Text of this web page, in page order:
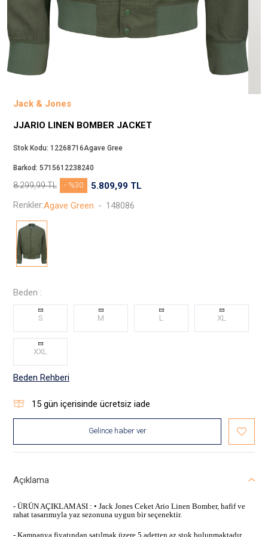
Jack & Jones
JJARIO LINEN BOMBER JACKET
Stok Kodu: 12268716Agave Gree
Barkod: 5715612238240
8.299,99TL 5.809,99 TL
- %30
Beden Rehberi
Beden :
S M L XL
XXL
15 gün içerisinde ücretsiz iade
Renkler:Agave Green - 148086
Gelince haber ver
Açıklama
- ÜRÜN AÇIKLAMASI : • Jack Jones Ceket Ario Linen Bomber, hafif ve
rahat tasarımıyla yaz sezonuna uygun bir seçenektir.
- Kampanya fiyatından satılmak üzere 5 adetten az stok bulunmaktadır.
JJXX
Puma
Tuğba
Converse
Jack & Jones
Gap
Koton
Wrangler
Lee
Only
Levi`s
Erke